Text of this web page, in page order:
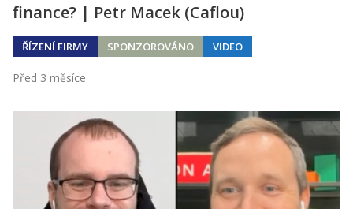
finance? | Petr Macek (Caflou)
ŘÍZENÍ FIRMY SPONZOROVÁNO VIDEO
Před 3 měsíce